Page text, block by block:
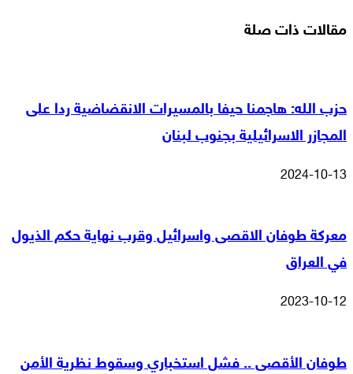
مقالات ذات صلة
حزب الله: هاجمنا حيفا بالمسيرات الانقضاضية ردا على
المجازر الاسرائيلية بجنوب لبنان
2024-10-13
معركة طوفان الاقصى واسرائيل وقرب نهاية حكم الذيول
في العراق
2023-10-12
طوفان الأقصى .. فشل استخباري وسقوط نظرية الأمن